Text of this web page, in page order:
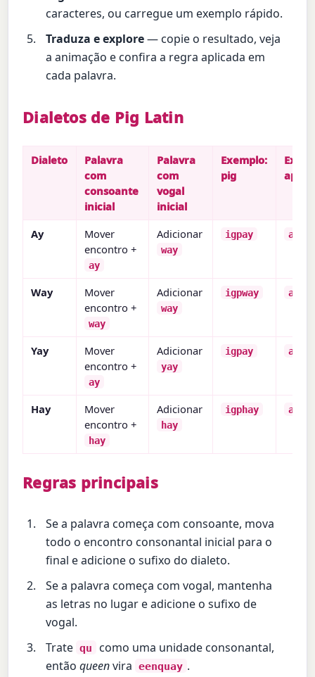
caracteres, ou carregue um exemplo rápido.
Traduza e explore— copie o resultado, veja
a animação e confira a regra aplicada em
cada palavra.
Dialetos de Pig Latin
Dialeto
Palavra
com
consoante
inicial
Palavra
com
vogal
inicial
Exemplo:
pig
apple
Ay
Mover
encontro +
ay
Adicionar
way
igpay
Way
Mover
encontro +
way
Adicionar
way
igpway
Yay
Mover
encontro +
ay
Adicionar
yay
igpay
Hay
Mover
encontro +
hay
Adicionar
hay
igphay
Regras principais
Se a palavra começa com consoante, mova
todo o encontro consonantal inicial para o
final e adicione o sufixo do dialeto.
Se a palavra começa com vogal, mantenha
as letras no lugar e adicione o sufixo de
vogal.
Trate qu
como uma unidade consonantal,
então queenvira eenquay .